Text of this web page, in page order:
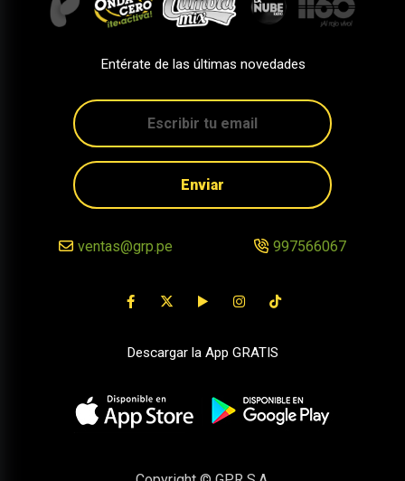
Entérate de las últimas novedades
Enviar
ventas@grp.pe 997566067
Descargar la App GRATIS